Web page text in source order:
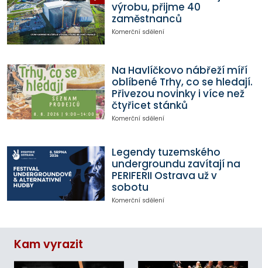
výrobu, přijme 40
zaměstnanců
Komerční sdělení
Na Havlíčkovo nábřeží míří
oblíbené Trhy, co se hledají.
Přivezou novinky i více než
čtyřicet stánků
Komerční sdělení
Legendy tuzemského
undergroundu zavítají na
PERIFERII Ostrava už v
sobotu
Komerční sdělení
Kam vyrazit